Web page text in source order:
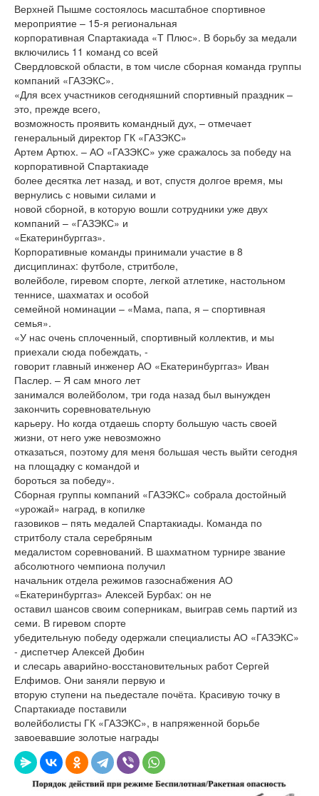
Верхней Пышме состоялось масштабное спортивное
мероприятие – 15-я региональная
корпоративная Спартакиада «Т Плюс». В борьбу за медали
включились 11 команд со всей
Свердловской области, в том числе сборная команда группы
компаний «ГАЗЭКС».
«Для всех участников сегодняшний спортивный праздник –
это, прежде всего,
возможность проявить командный дух, – отмечает
генеральный директор ГК «ГАЗЭКС»
Артем Артюх. – АО «ГАЗЭКС» уже сражалось за победу на
корпоративной Спартакиаде
более десятка лет назад, и вот, спустя долгое время, мы
вернулись с новыми силами и
новой сборной, в которую вошли сотрудники уже двух
компаний – «ГАЗЭКС» и
«Екатеринбурггаз».
Корпоративные команды принимали участие в 8
дисциплинах: футболе, стритболе,
волейболе, гиревом спорте, легкой атлетике, настольном
теннисе, шахматах и особой
семейной номинации – «Мама, папа, я – спортивная
семья».
«У нас очень сплоченный, спортивный коллектив, и мы
приехали сюда побеждать, -
говорит главный инженер АО «Екатеринбурггаз» Иван
Паслер. – Я сам много лет
занимался волейболом, три года назад был вынужден
закончить соревновательную
карьеру. Но когда отдаешь спорту большую часть своей
жизни, от него уже невозможно
отказаться, поэтому для меня большая честь выйти сегодня
на площадку с командой и
бороться за победу».
Сборная группы компаний «ГАЗЭКС» собрала достойный
«урожай» наград, в копилке
газовиков – пять медалей Спартакиады. Команда по
стритболу стала серебряным
медалистом соревнований. В шахматном турнире звание
абсолютного чемпиона получил
начальник отдела режимов газоснабжения АО
«Екатеринбурггаз» Алексей Бурбах: он не
оставил шансов своим соперникам, выиграв семь партий из
семи. В гиревом спорте
убедительную победу одержали специалисты АО «ГАЗЭКС»
- диспетчер Алексей Дюбин
и слесарь аварийно-восстановительных работ Сергей
Елфимов. Они заняли первую и
вторую ступени на пьедестале почёта. Красивую точку в
Спартакиаде поставили
волейболисты ГК «ГАЗЭКС», в напряженной борьбе
завоевавшие золотые награды